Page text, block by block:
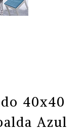
40x40
Azul